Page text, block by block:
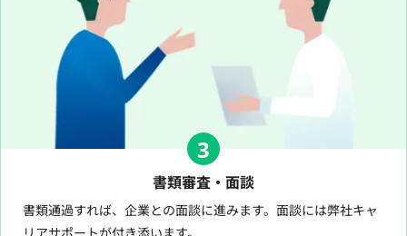
3
書類審査・面談
書類通過すれば、企業との面談に進みます。面談には弊社キャ